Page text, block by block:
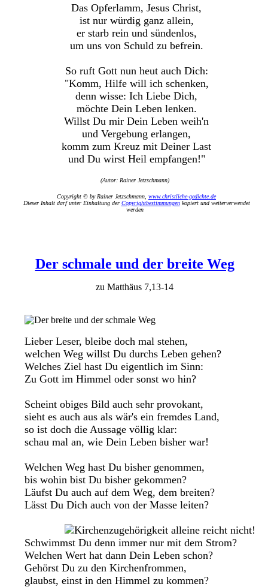
Das Opferlamm, Jesus Christ,
ist nur würdig ganz allein,
er starb rein und sündenlos,
um uns von Schuld zu befrein.
So ruft Gott nun heut auch Dich:
"Komm, Hilfe will ich schenken,
denn wisse: Ich Liebe Dich,
möchte Dein Leben lenken.
Willst Du mir Dein Leben weih'n
und Vergebung erlangen,
komm zum Kreuz mit Deiner Last
und Du wirst Heil empfangen!"
(Autor: Rainer Jetzschmann)
Copyright © by Rainer Jetzschmann, www.christliche-gedichte.de
Dieser Inhalt darf unter Einhaltung der Copyrightbestimmungenkopiert und weiterverwendet
werden
Der schmale und der breite Weg
zu Matthäus 7,13-14
Lieber Leser, bleibe doch mal stehen,
welchen Weg willst Du durchs Leben gehen?
Welches Ziel hast Du eigentlich im Sinn:
Zu Gott im Himmel oder sonst wo hin?
Scheint obiges Bild auch sehr provokant,
sieht es auch aus als wär's ein fremdes Land,
so ist doch die Aussage völlig klar:
schau mal an, wie Dein Leben bisher war!
Welchen Weg hast Du bisher genommen,
bis wohin bist Du bisher gekommen?
Läufst Du auch auf dem Weg, dem breiten?
Lässt Du Dich auch von der Masse leiten?
Schwimmst Du denn immer nur mit dem Strom?
Welchen Wert hat dann Dein Leben schon?
Gehörst Du zu den Kirchenfrommen,
glaubst, einst in den Himmel zu kommen?